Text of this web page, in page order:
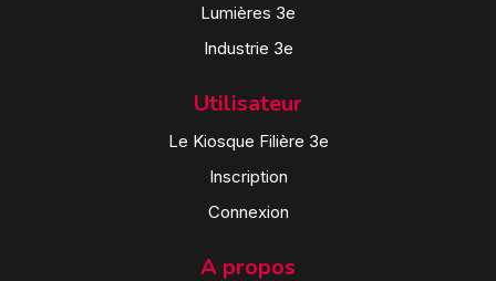
Lumières 3e
Industrie 3e
Utilisateur
Le Kiosque Filière 3e
Inscription
Connexion
A propos